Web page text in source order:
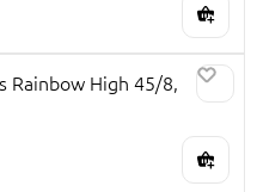
Rainbow High 45/8,